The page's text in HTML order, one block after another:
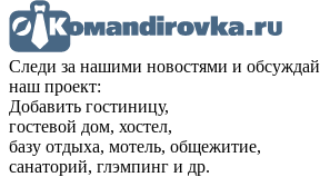
Следи за нашими новостями и обсуждай
наш проект:
Добавить гостиницу,
гостевой дом, хостел,
базу отдыха, мотель, общежитие,
санаторий, глэмпинг и др.